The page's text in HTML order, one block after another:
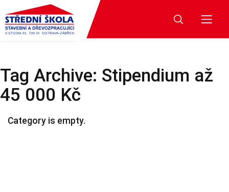
Tag Archive: Stipendium až
45 000 Kč
Category is empty.